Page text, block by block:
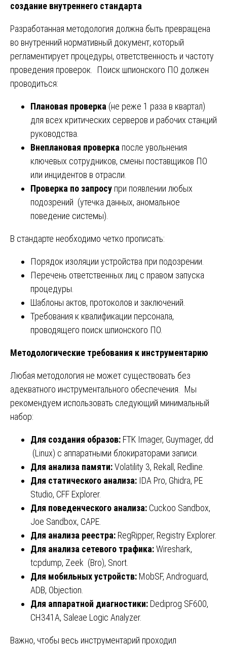
создание внутреннего стандарта
Разработанная методология должна быть превращена
во внутренний нормативный документ, который
регламентирует процедуры, ответственность и частоту
проведения проверок. Поиск шпионского ПО должен
проводиться:
Плановая проверка (не реже 1 раза в квартал)
для всех критических серверов и рабочих станций
руководства.
Внеплановая проверка после увольнения
ключевых сотрудников, смены поставщиков ПО
или инцидентов в отрасли.
Проверка по запросу при появлении любых
подозрений (утечка данных, аномальное
поведение системы).
В стандарте необходимо четко прописать:
Порядок изоляции устройства при подозрении.
Перечень ответственных лиц с правом запуска
процедуры.
Шаблоны актов, протоколов и заключений.
Требования к квалификации персонала,
проводящего поиск шпионского ПО.
Методологические требования к инструментарию
Любая методология не может существовать без
адекватного инструментального обеспечения. Мы
рекомендуем использовать следующий минимальный
набор:
Для создания образов: FTK Imager, Guymager, dd
(Linux) с аппаратными блокираторами записи.
Для анализа памяти:Volatility 3, Rekall, Redline.
Для статического анализа: IDA Pro, Ghidra, PE
Studio, CFF Explorer.
Для поведенческого анализа: Cuckoo Sandbox,
Joe Sandbox, CAPE.
Для анализа реестра: RegRipper, Registry Explorer.
Для анализа сетевого трафика:Wireshark,
tcpdump, Zeek (Bro), Snort.
Для мобильныхустройств: MobSF, Androguard,
ADB, Objection.
Для аппаратной диагностики: Dediprog SF600,
CH341A, Saleae Logic Analyzer.
Важно, чтобы весь инструментарий проходил